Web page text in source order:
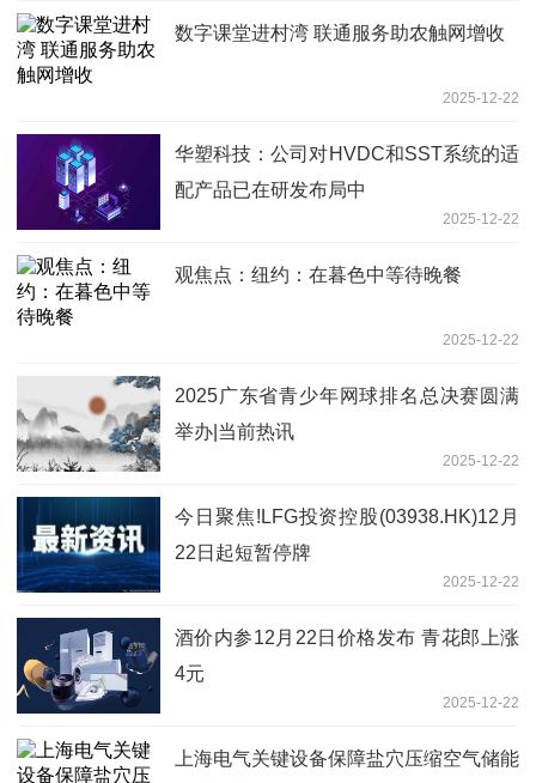
数字课堂进村湾 联通服务助农触网增收
2025-12-22
华塑科技：公司对HVDC和SST系统的适
配产品已在研发布局中
2025-12-22
观焦点：纽约：在暮色中等待晚餐
2025-12-22
2025广东省青少年网球排名总决赛圆满
举办|当前热讯
2025-12-22
今日聚焦!LFG投资控股(03938.HK)12月
22日起短暂停牌
2025-12-22
酒价内参12月22日价格发布 青花郎上涨
4元
2025-12-22
上海电气关键设备保障盐穴压缩空气储能